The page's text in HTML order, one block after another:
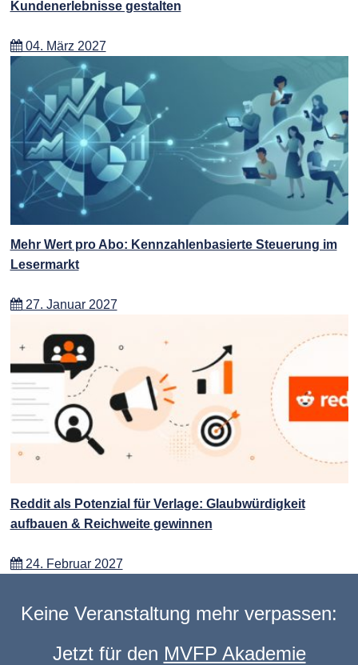
Kundenerlebnisse gestalten
04. März 2027
Mehr Wert pro Abo: Kennzahlenbasierte Steuerung im
Lesermarkt
27. Januar 2027
Reddit als Potenzial für Verlage: Glaubwürdigkeit
aufbauen & Reichweite gewinnen
24. Februar 2027
Keine Veranstaltung mehr verpassen:
Jetzt für den MVFP Akademie